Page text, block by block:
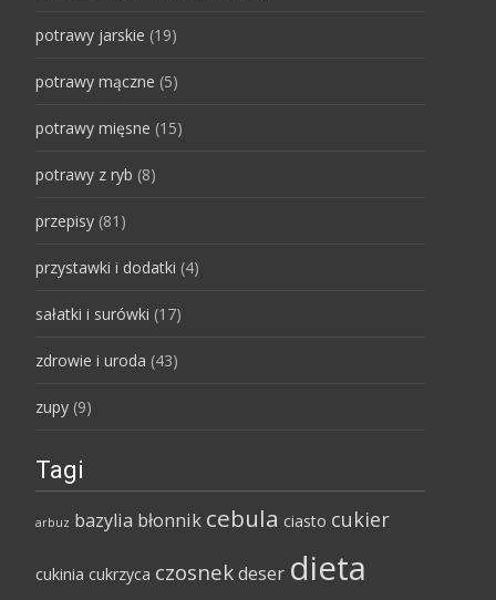
potrawy jarskie (19)
potrawy mączne (5)
potrawy mięsne (15)
potrawy z ryb (8)
przepisy (81)
przystawki i dodatki (4)
sałatki i surówki (17)
zdrowie i uroda (43)
zupy (9)
Tagi
arbuz bazylia błonnik cebula ciasto cukier
cukinia cukrzyca czosnekdeser dieta